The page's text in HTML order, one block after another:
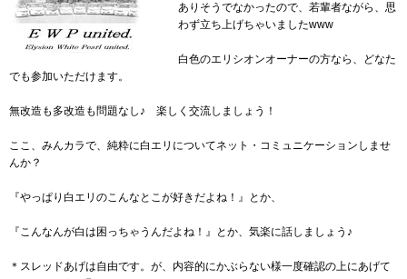
ありそうでなかったので、若輩者ながら、思
わず立ち上げちゃいましたwww
白色のエリシオンオーナーの方なら、どなた
でも参加いただけます。
無改造も多改造も問題なし♪ 楽しく交流しましょう！
ここ、みんカラで、純粋に白エリについてネット・コミュニケーションしませ
んか？
『やっぱり白エリのこんなとこが好きだよね！』とか、
『こんなんが白は困っちゃうんだよね！』とか、気楽に話しましょう♪
＊スレッドあげは自由です。が、内容的にかぶらない様一度確認の上にあげて